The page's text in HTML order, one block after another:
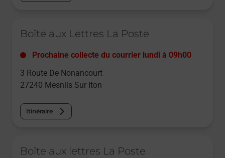
Boîte aux Lettres La Poste
Prochaine collecte du courrier lundi à 09h00
3 Route De Nonancourt
27240 Mesnils Sur Iton
Itinéraire
Boîte aux lettres La Poste